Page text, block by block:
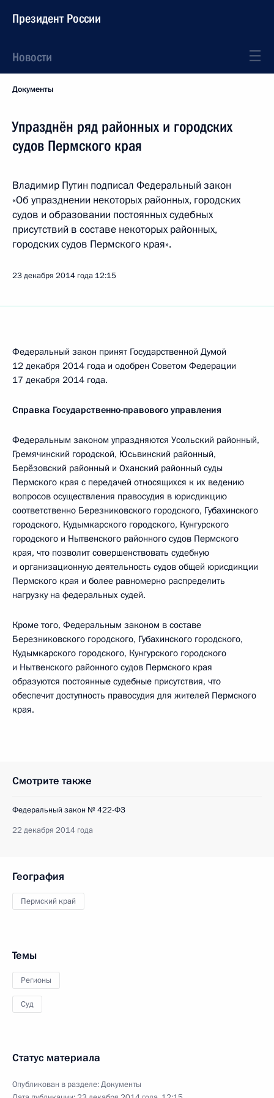
Президент России
Новости
Документы
Упразднён ряд районных и городских
судов Пермского края
Владимир Путин подписал Федеральный закон
«Об упразднении некоторых районных, городских
судов и образовании постоянных судебных
присутствий в составе некоторых районных,
городских судов Пермского края».
23 декабря 2014 года 12:15
Федеральный закон принят Государственной Думой
12 декабря 2014 года и одобрен Советом Федерации
17 декабря 2014 года.
Справка Государственно-правового управления
Федеральным законом упраздняются Усольский районный,
Гремячинский городской, Юсьвинский районный,
Берёзовский районный и Оханский районный суды
Пермского края с передачей относящихся к их ведению
вопросов осуществления правосудия в юрисдикцию
соответственно Березниковского городского, Губахинского
городского, Кудымкарского городского, Кунгурского
городского и Нытвенского районного судов Пермского
края, что позволит совершенствовать судебную
и организационную деятельность судов общей юрисдикции
Пермского края и более равномерно распределить
нагрузку на федеральных судей.
Кроме того, Федеральным законом в составе
Березниковского городского, Губахинского городского,
Кудымкарского городского, Кунгурского городского
и Нытвенского районного судов Пермского края
образуются постоянные судебные присутствия, что
обеспечит доступность правосудия для жителей Пермского
края.
Смотрите также
Федеральный закон № 422-ФЗ
22 декабря 2014 года
География
Пермский край
Темы
Регионы
Суд
Статус материала
Опубликован в разделе:Документы